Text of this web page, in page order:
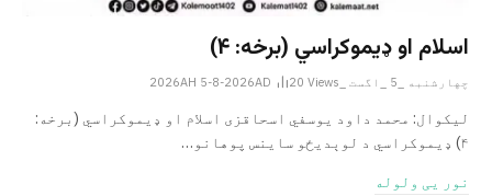
اسلام او ډیموکراسي (برخه: ۴)
چهارشنبه _5 _اگست _2026AH 5-8-2026AD 20 Views
لیکوال: محمد داود یوسفي اسحاقزی اسلام او ډیموکراسي (برخه:
۴) ډیموکراسي د لوېدیځو ساینس پوهانو…
نور یی ولوله